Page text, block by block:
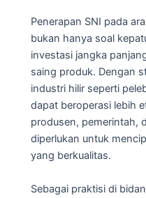
Penerapan SNI pada
bukan hanya soal
investasi jangka
saing produk. Dengan
industri hilir seperti
dapat beroperasi lebih
produsen, pemerintah,
diperlukan untuk
yang berkualitas.
Sebagai praktisi di